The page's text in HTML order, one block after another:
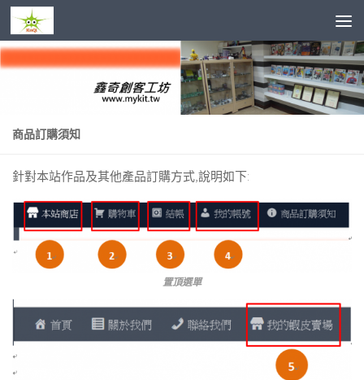
Skip to content
商品訂購須知
針對本站作品及其他產品訂購方式,說明如下:
置頂選單